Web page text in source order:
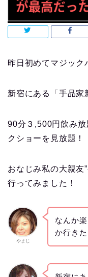
昨日初めてマジック
新宿にある「手品家
90分３,500円飲み
クショーを見放題！
おなじみ私の大親友
行ってみました！
やまじ
なんか
か行き